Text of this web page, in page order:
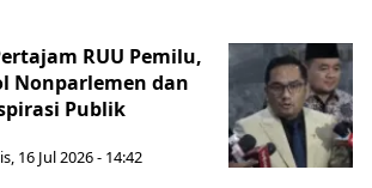
RUU Pemilu,
Nonparlemen dan
Publik
16 Jul 2026 - 14:42